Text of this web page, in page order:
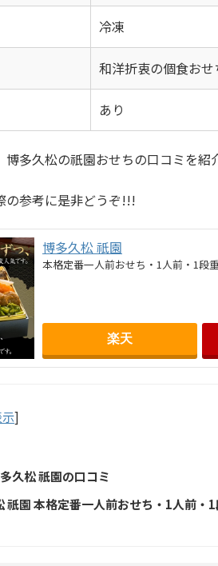
冷凍
和洋折衷の個食おせ
あり
多久松の祇園おせちの口コミを紹
の参考に是非どうぞ!!!
博多久松 祇園
本格定番一人前おせち・1人前・1段
楽天
]
久松 祇園の口コミ
祇園 本格定番一人前おせち・1人前